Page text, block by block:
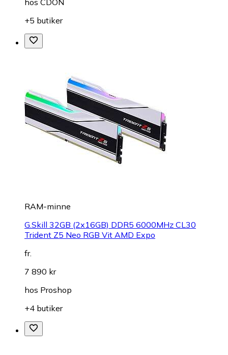
hos CDON
+5 butiker
RAM-minne
G.Skill 32GB (2x16GB) DDR5 6000MHz CL30
Trident Z5 Neo RGB Vit AMD Expo
fr.
7 890 kr
hos Proshop
+4 butiker